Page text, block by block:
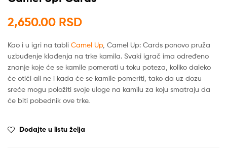
2,650.00 RSD
Kao i u igri na tabli Camel Up, Camel Up: Cards ponovo pruža
uzbuđenje klađenja na trke kamila. Svaki igrač ima određeno
znanje koje će se kamile pomerati u toku poteza, koliko daleko
će otići ali ne i kada će se kamile pomeriti, tako da uz dozu
sreće mogu položiti svoje uloge na kamilu za koju smatraju da
će biti pobednik ove trke.
Dodajte u listu želja